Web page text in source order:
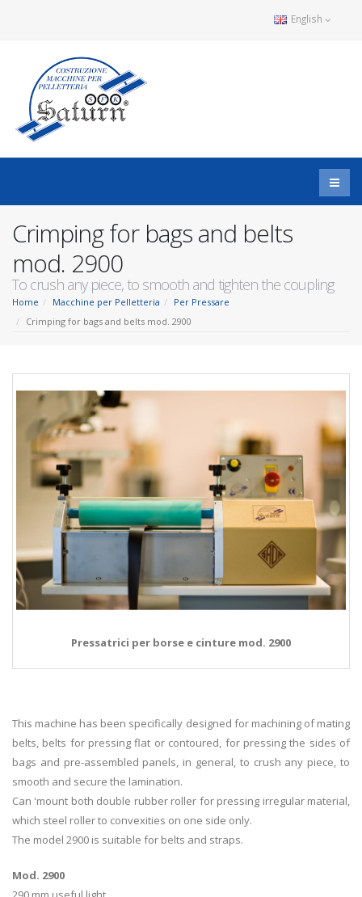
English
Crimping for bags and belts
mod. 2900
To crush any piece, to smooth and tighten the coupling
Home Macchine per Pelletteria
Per Pressare
Crimping for bags and belts mod. 2900
Pressatrici per borse e cinture mod. 2900
This machine has been specifically designed for machining of mating
belts, belts for pressing flat or contoured, for pressing the sides of
bags and pre-assembled panels, in general, to crush any piece, to
smooth and secure the lamination.
Can 'mount both double rubber roller for pressing irregular material,
which steel roller to convexities on one side only.
The model 2900 is suitable for belts and straps.
Mod. 2900